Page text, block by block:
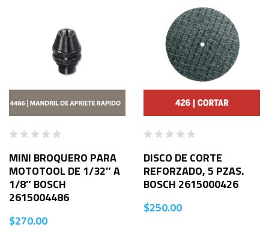
MINI BROQUERO PARA
MOTOTOOL DE 1/32″ A
1/8″ BOSCH
2615004486
$270.00
DISCO DE CORTE
REFORZADO, 5 PZAS.
BOSCH 2615000426
$250.00